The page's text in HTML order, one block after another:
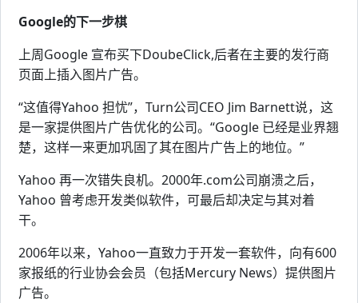
Google的下一步棋
上周Google 宣布买下DoubeClick,后者在主要的发行商
页面上插入图片广告。
“这值得Yahoo 担忧”，Turn公司CEO Jim Barnett说，这
是一家提供图片广告优化的公司。“Google 已经是业界翘
楚，这样一来更加巩固了其在图片广告上的地位。”
Yahoo 再一次错失良机。2000年.com公司崩溃之后，
Yahoo 曾考虑开发类似软件，可最后却决定与其对着
干。
2006年以来，Yahoo一直致力于开发一套软件，向有600
家报纸的行业协会会员（包括Mercury News）提供图片
广告。